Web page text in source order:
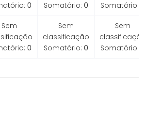
0
Somatório: 0
Somatório:
Sem
0
Sem
classificação
Somatório: 0
Sem
classificação
Somatório: